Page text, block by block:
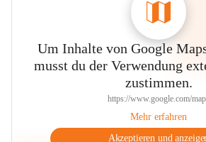
Um Inhalte von Google
musst du der Verwendung
zustimmen.
https://www.google.com/
Mehr erfahren
Akzeptieren und